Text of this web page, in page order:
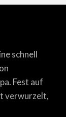
schnell
Fest auf
verwurzelt,